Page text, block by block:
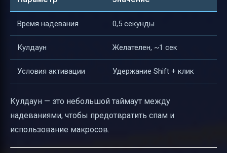
Время надевания 0,5 секунды
Кулдаун Желателен, ~1 сек
Условия активации Удержание Shift + клик
Кулдаун — это небольшой таймаут между
надеваниями, чтобы предотвратить спам и
использование макросов.